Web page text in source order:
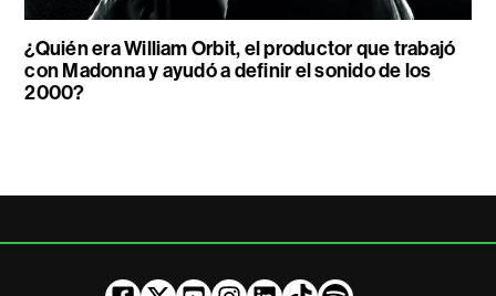
¿Quién era William Orbit, el productor que trabajó
con Madonna y ayudó a definir el sonido de los
2000?